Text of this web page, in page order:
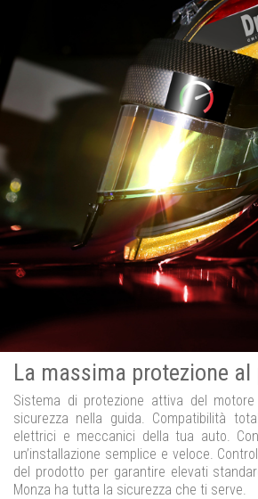
La massima protezione
Sistema di protezione attiva del
sicurezza nella guida. Compatibilità
elettrici e meccanici della tua auto.
un’installazione semplice e veloce.
del prodotto per garantire elevati
Monza ha tutta la sicurezza che ti serve.